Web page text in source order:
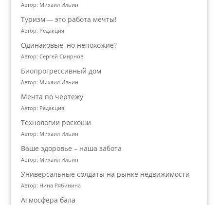
Автор: Михаил Ильин
Туризм — это работа мечты!
Автор: Редакция
Одинаковые, но непохожие?
Автор: Сергей Смирнов
Биопрогрессивный дом
Автор: Михаил Ильин
Мечта по чертежу
Автор: Редакция
Технологии роскоши
Автор: Михаил Ильин
Ваше здоровье – наша забота
Автор: Михаил Ильин
Универсальные солдаты на рынке недвижимости
Автор: Нина Рябинина
Атмосфера бала